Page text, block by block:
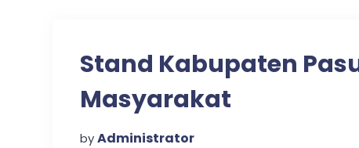
Stand Kabupaten
Masyarakat
byAdministrator